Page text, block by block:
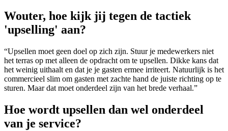
Wouter, hoe kijk jij tegen de tactiek
'upselling' aan?
“Upsellen moet geen doel op zich zijn. Stuur je medewerkers niet
het terras op met alleen de opdracht om te upsellen. Dikke kans dat
het weinig uithaalt en dat je je gasten ermee irriteert. Natuurlijk is het
commercieel slim om gasten met zachte hand de juiste richting op te
sturen. Maar dat moet onderdeel zijn van het brede verhaal.”
Hoe wordt upsellen dan wel onderdeel
van je service?